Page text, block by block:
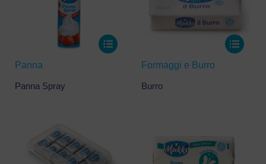
Panna
Panna Spray
Formaggi e Burro
Burro